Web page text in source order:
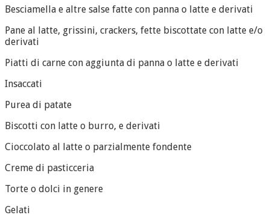
Besciamella e altre salse fatte con panna o latte e derivati
Pane al latte, grissini, crackers, fette biscottate con latte e/o
derivati
Piatti di carne con aggiunta di panna o latte e derivati
Insaccati
Purea di patate
Biscotti con latte o burro, e derivati
Cioccolato al latte o parzialmente fondente
Creme di pasticceria
Torte o dolci in genere
Gelati